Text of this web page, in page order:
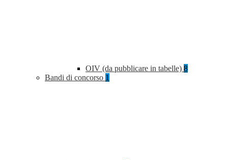
OIV (da pubblicare in tabelle) 8
Bandi di concorso 1